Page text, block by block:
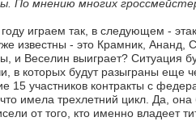
По мнению многих
играем так, в следующем -
известны - это Крамник, Ананд,
и Веселин выиграет? Ситуация
в которых будут разыграны еще
участников контракты с
имела трехлетний цикл. Да,
от того, кто именно владеет